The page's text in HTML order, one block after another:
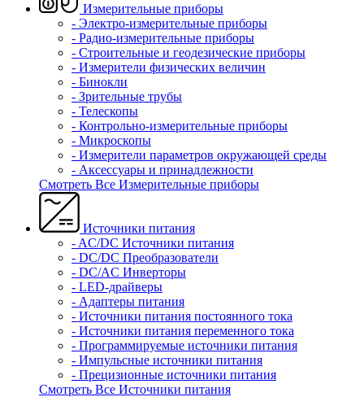
Измерительные приборы
- Электро-измерительные приборы
- Радио-измерительные приборы
- Строительные и геодезические приборы
- Измерители физических величин
- Бинокли
- Зрительные трубы
- Телескопы
- Контрольно-измерительные приборы
- Микроскопы
- Измерители параметров окружающей среды
- Аксессуары и принадлежности
Смотреть Все Измерительные приборы
Источники питания
- AC/DC Источники питания
- DC/DC Преобразователи
- DC/AC Инверторы
- LED-драйверы
- Адаптеры питания
- Источники питания постоянного тока
- Источники питания переменного тока
- Программируемые источники питания
- Импульсные источники питания
- Прецизионные источники питания
Смотреть Все Источники питания